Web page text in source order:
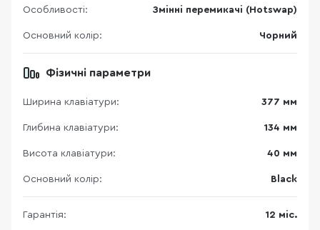
Особливості: Змінні перемикачі (Hotswap)
Основний колір: Чорний
Фізичні параметри
Ширина клавіатури: 377 мм
Глибина клавіатури: 134 мм
Висота клавіатури: 40 мм
Основний колір: Black
Гарантія: 12 міс.